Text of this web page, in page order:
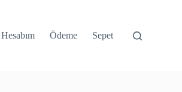
Hesabım Ödeme Sepet